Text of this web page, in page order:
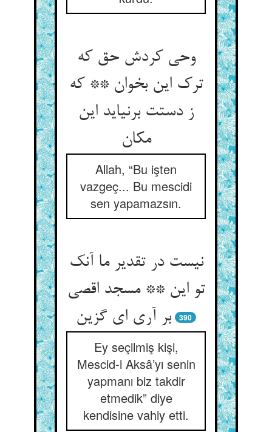
وحی کردش حق که
ترک این بخوان ** که
ز دستت برنیاید این
مکان
Allah, “Bu işten
vazgeç... Bu mescidi
sen yapamazsın.
نیست در تقدیر ما آنک
تو این ** مسجد اقصی
بر آری ای گزین
390
Ey seçilmiş kişi,
Mescid-i Aksâ’yı senin
yapmanı biz takdir
etmedik” diye
kendisine vahiy etti.